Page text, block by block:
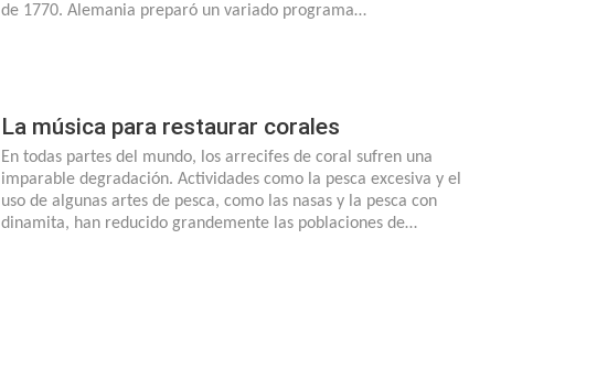
de 1770. Alemania preparó un variado programa…
La música para restaurar corales
En todas partes del mundo, los arrecifes de coral sufren una
imparable degradación. Actividades como la pesca excesiva y el
uso de algunas artes de pesca, como las nasas y la pesca con
dinamita, han reducido grandemente las poblaciones de…